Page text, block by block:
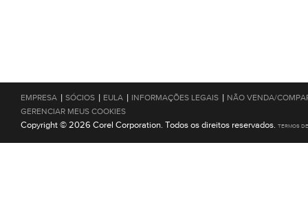
EMPRESA | SÓCIOS | EULA | INFORMAÇÕES LEGAIS | NÃO VENDA/
GERENCIAR MEUS COOKIES
Copyright © 2026 Corel Corporation. Todos os direitos reservados. TERMOS